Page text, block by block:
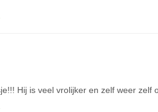
Hij is veel vrolijker en zelf weer zelf